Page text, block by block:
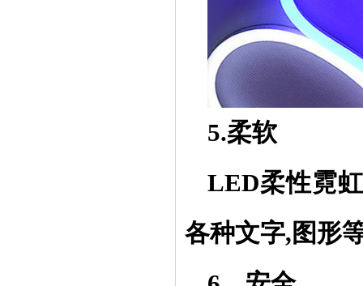
5.柔软
LED柔性霓
各种文字,图形